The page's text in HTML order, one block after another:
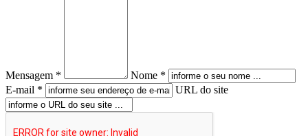
Mensagem *
Nome *
E-mail *
URL do site